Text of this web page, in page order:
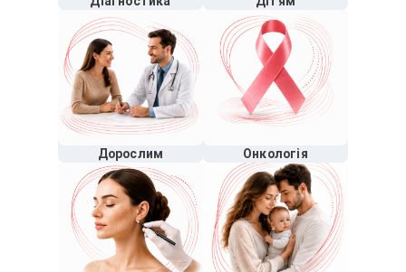
Дорослим Онкологія